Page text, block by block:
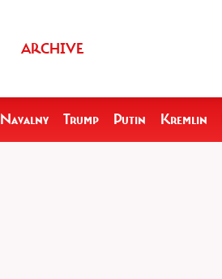
ARCHIVE
Navalny Trump Putin Kremlin